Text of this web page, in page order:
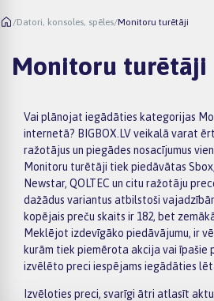
/Datori, konsoles, spēles/Monitoru turētāji
Monitoru turētāji
Vai plānojat iegādāties kategorijas
internetā? BIGBOX.LV veikalā varat
ražotājus un piegādes nosacījumus
Monitoru turētāji tiek piedāvātas
Newstar, QOLTEC un citu ražotāju
dažādus variantus atbilstoši
kopējais preču skaits ir 182, bet
Meklējot izdevīgāko piedāvājumu, ir
kurām tiek piemērota akcija vai īpašie
izvēlēto preci iespējams iegādāties
Izvēloties preci, svarīgi ātri atlasīt